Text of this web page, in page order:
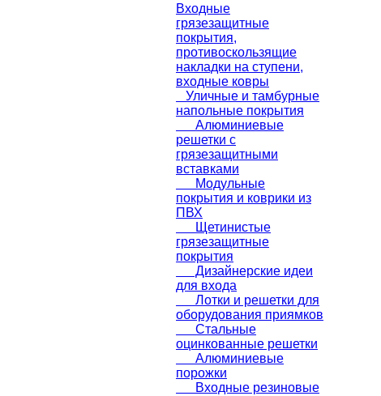
Входные
грязезащитные
покрытия,
противоскользящие
накладки на ступени,
входные ковры
Уличные и тамбурные
напольные покрытия
Алюминиевые
решетки с
грязезащитными
вставками
Модульные
покрытия и коврики из
ПВХ
Щетинистые
грязезащитные
покрытия
Дизайнерские идеи
для входа
Лотки и решетки для
оборудования приямков
Стальные
оцинкованные решетки
Алюминиевые
порожки
Входные резиновые